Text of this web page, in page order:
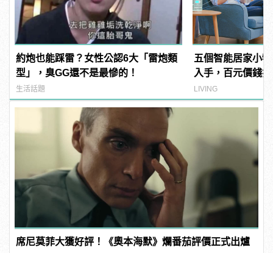
約炮也能踩雷？女性公認6大「雷炮類
型」，臭GG還不是最慘的！
生活話題
五個智能居家小
入手，百元價錢
LIVING
席尼莫菲大獲好評！《奧本海默》爛番茄評價正式出爐